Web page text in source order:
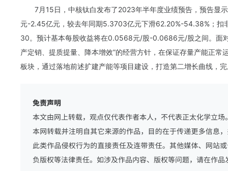
7月15日，中核钛白发布了2023年半年度业绩预告，预告显
元-2.45亿元，较去年同期5.3703亿元下滑62.20%-54.38%；
30。预计基本每股收益将在0.0568元/股-0.0686元/股之间。面
产定销、提质提量、降本增效”的经营方针，在保证存量产能正常
板块，通过落地前述扩建产能等项目建设，打造第二增长曲线，